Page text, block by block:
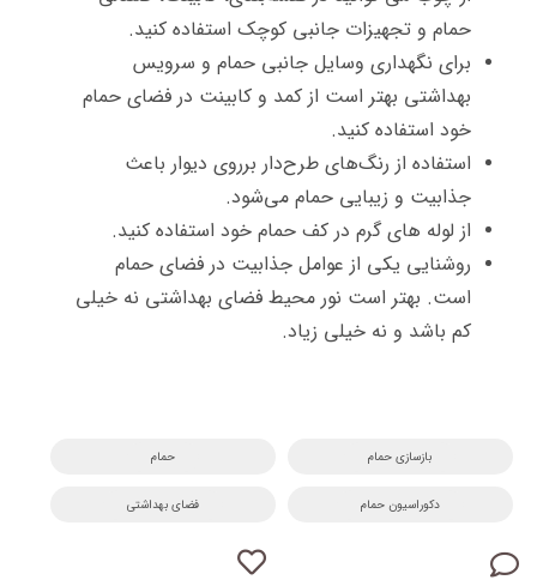
حمام و تجهیزات جانبی کوچک استفاده کنید.
برای نگهداری وسایل جانبی حمام و سرویس
بهداشتی بهتر است از کمد و کابینت در فضای حمام
خود استفاده کنید.
استفاده از رنگ‌های طرح‌دار برروی دیوار باعث
جذابیت و زیبایی حمام می‌شود.
از لوله های گرم در کف حمام خود استفاده کنید.
روشنایی یکی از عوامل جذابیت در فضای حمام
است. بهتر است نور محیط فضای بهداشتی نه خیلی
کم باشد و نه خیلی زیاد.
بازسازی حمام حمام
دکوراسیون حمام فضای بهداشتی